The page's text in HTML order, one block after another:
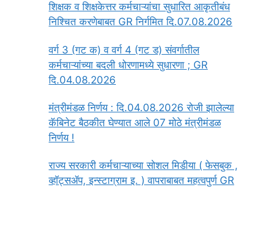
‍शिक्षक व शिक्षकेत्तर कर्मचाऱ्यांचा सुधारित आकृतीबंध
निश्चित करणेबाबत GR निर्गमित दि.07.08.2026
वर्ग 3 (गट क) व वर्ग 4 (गट ड) संवर्गातील
कर्मचाऱ्यांच्या बदली धोरणामध्ये सुधारणा ; GR
दि.04.08.2026
मंत्रीमंडळ निर्णय : दि.04.08.2026 रोजी झालेल्या
कॅबिनेट बैठकीत घेण्यात आले 07 मोठे मंत्रीमंडळ
निर्णय !
राज्य सरकारी कर्मचाऱ्याच्या सोशल मिडीया ( फेसबुक ,
व्हॉट्सॲप, इन्स्टाग्राम इ. ) वापराबाबत महत्वपुर्ण GR